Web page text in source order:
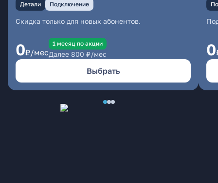
Детали
Подключение
Скидка только для новых абонентов.
0₽/мес
1 месяц по акции
Далее 800 ₽/мес
Выбрать
0